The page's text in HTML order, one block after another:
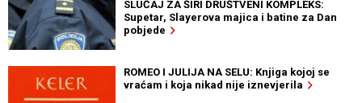
SLUČAJ ZA ŠIRI DRUŠTVENI KOMPLEKS:
Supetar, Slayerova majica i batine za Dan
pobjede
ROMEO I JULIJA NA SELU: Knjiga kojoj se
vraćam i koja nikad nije iznevjerila